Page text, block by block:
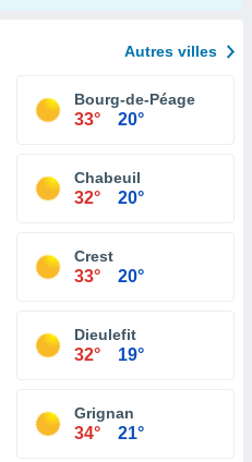
Autres villes
Bourg-de-Péage
33° 20°
Chabeuil
32° 20°
Crest
33° 20°
Dieulefit
32° 19°
Grignan
34° 21°